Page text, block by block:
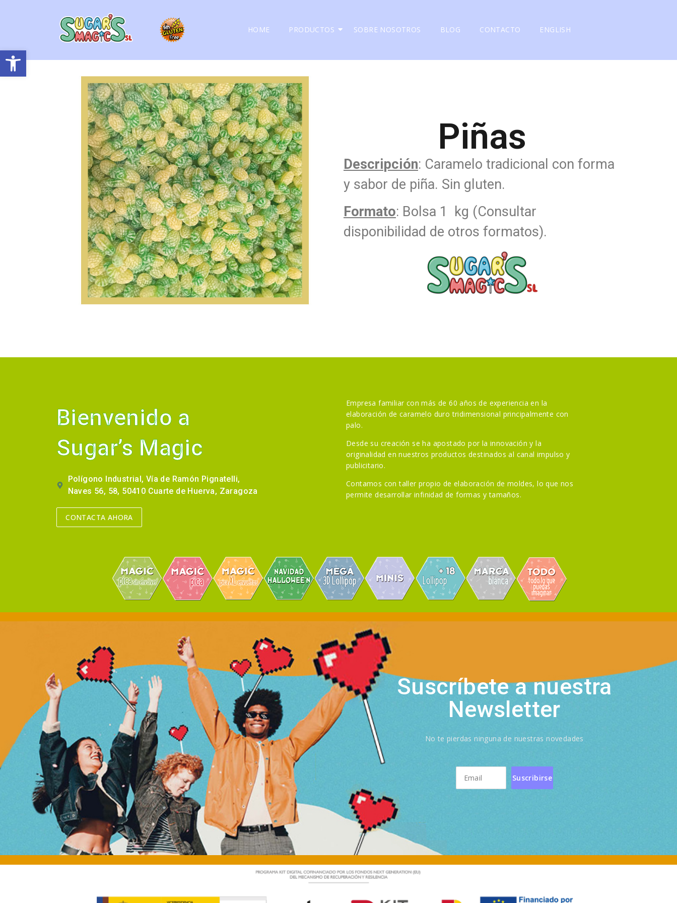
Abrir barra de herramientas
HOME PRODUCTOS SOBRE NOSOTROS BLOG CONTACTO ENGLISH
Piñas
Descripción: Caramelo tradicional con forma
y sabor de piña. Sin gluten.
Formato: Bolsa 1 kg (Consultar
disponibilidad de otros formatos).
Bienvenido a
Sugar’s Magic
Polígono Industrial, Vía de Ramón Pignatelli,
Naves 56, 58, 50410 Cuarte de Huerva, Zaragoza
CONTACTA AHORA
Empresa familiar con más de 60 años de experiencia en la
elaboración de caramelo duro tridimensional principalmente con
palo.
Desde su creación se ha apostado por la innovación y la
originalidad en nuestros productos destinados al canal impulso y
publicitario.
Contamos con taller propio de elaboración de moldes, lo que nos
permite desarrollar infinidad de formas y tamaños.
Suscríbete a nuestra
Newsletter
No te pierdas ninguna de nuestras novedades
Suscribirse